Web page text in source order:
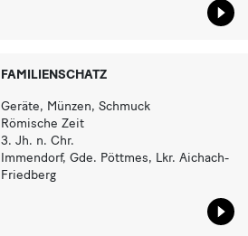
FAMILIENSCHATZ
Geräte, Münzen, Schmuck
Römische Zeit
3. Jh. n. Chr.
Immendorf, Gde. Pöttmes, Lkr. Aichach-
Friedberg